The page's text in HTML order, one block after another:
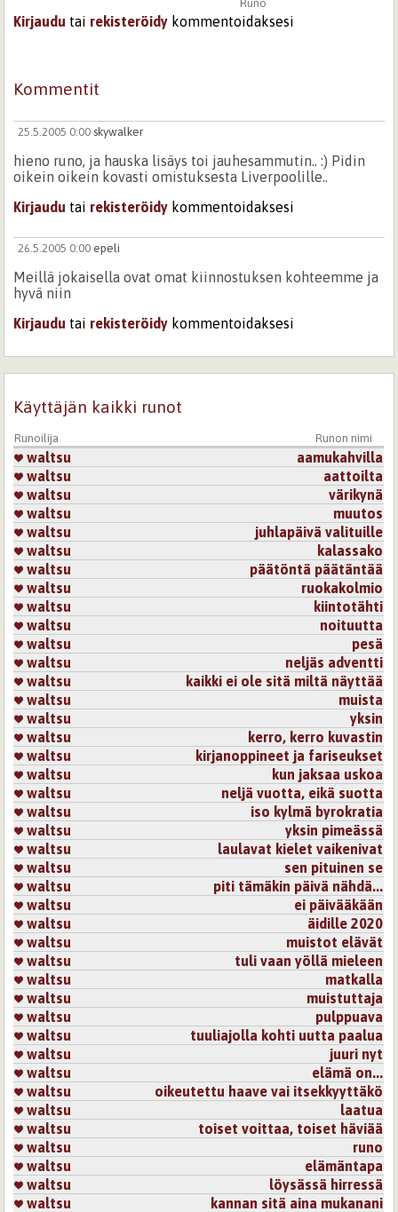
Runo
Kirjaudu tai rekisteröidy kommentoidaksesi
Kommentit
25.5.2005 0:00 skywalker
hieno runo, ja hauska lisäys toi jauhesammutin.. :) Pidin
oikein oikein kovasti omistuksesta Liverpoolille..
Kirjaudu tai rekisteröidy kommentoidaksesi
26.5.2005 0:00 epeli
Meillä jokaisella ovat omat kiinnostuksen kohteemme ja
hyvä niin
Kirjaudu tai rekisteröidy kommentoidaksesi
Sivut
Käyttäjän kaikki runot
Runoilija Runon nimi
waltsu
aamukahvilla
waltsu
aattoilta
waltsu
värikynä
waltsu
muutos
waltsu
juhlapäivä valituille
waltsu
kalassako
waltsu
päätöntä päätäntää
waltsu
ruokakolmio
waltsu
kiintotähti
waltsu
noituutta
waltsu
pesä
waltsu
neljäs adventti
waltsu
kaikki ei ole sitä miltä näyttää
waltsu
muista
waltsu
yksin
waltsu
kerro, kerro kuvastin
waltsu
kirjanoppineet ja fariseukset
waltsu
kun jaksaa uskoa
waltsu
neljä vuotta, eikä suotta
waltsu
iso kylmä byrokratia
waltsu
yksin pimeässä
waltsu
laulavat kielet vaikenivat
waltsu
sen pituinen se
waltsu
piti tämäkin päivä nähdä...
waltsu
ei päivääkään
waltsu
äidille 2020
waltsu
muistot elävät
waltsu
tuli vaan yöllä mieleen
waltsu
matkalla
waltsu
muistuttaja
waltsu
pulppuava
waltsu
tuuliajolla kohti uutta paalua
waltsu
juuri nyt
waltsu
elämä on...
waltsu
oikeutettu haave vai itsekkyyttäkö
waltsu
laatua
waltsu
toiset voittaa, toiset häviää
waltsu
runo
waltsu
elämäntapa
waltsu
löysässä hirressä
waltsu
kannan sitä aina mukanani